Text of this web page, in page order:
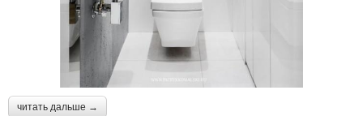
читать дальше →